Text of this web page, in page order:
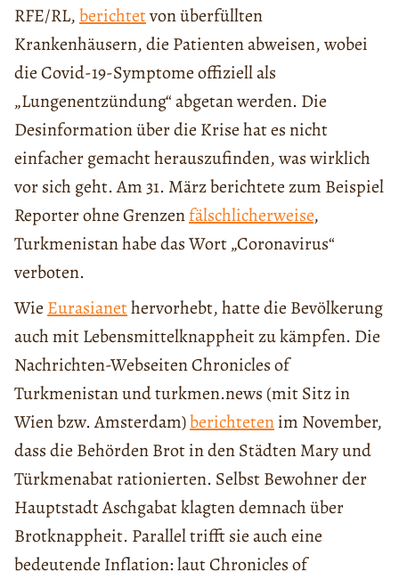
RFE/RL,berichtetvon überfüllten
Krankenhäusern, die Patienten abweisen, wobei
die Covid-19-Symptome offiziell als
„Lungenentzündung“ abgetan werden. Die
Desinformation über die Krise hat es nicht
einfacher gemacht herauszufinden, was wirklich
vor sich geht. Am 31. März berichtete zum Beispiel
Reporter ohne Grenzenfälschlicherweise,
Turkmenistan habe das Wort „Coronavirus“
verboten.
Wie Eurasianethervorhebt, hatte die Bevölkerung
auch mit Lebensmittelknappheit zu kämpfen. Die
Nachrichten-Webseiten Chronicles of
Turkmenistan und turkmen.news (mit Sitz in
Wien bzw. Amsterdam)berichtetenim November,
dass die Behörden Brot in den Städten Mary und
Türkmenabat rationierten. Selbst Bewohner der
Hauptstadt Aschgabat klagten demnach über
Brotknappheit. Parallel trifft sie auch eine
bedeutende Inflation: laut Chronicles of